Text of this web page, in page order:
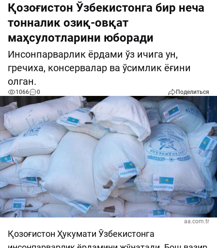
Қозоғистон Ўзбекистонга бир неча
тонналик озиқ-овқат
маҳсулотларини юборади
Инсонпарварлик ёрдами ўз ичига ун,
гречиха, консервалар ва ўсимлик ёғини
олган.
1066 0 Поделиться
aa.com.tr
Қозоғистон Ҳукумати Ўзбекистонга